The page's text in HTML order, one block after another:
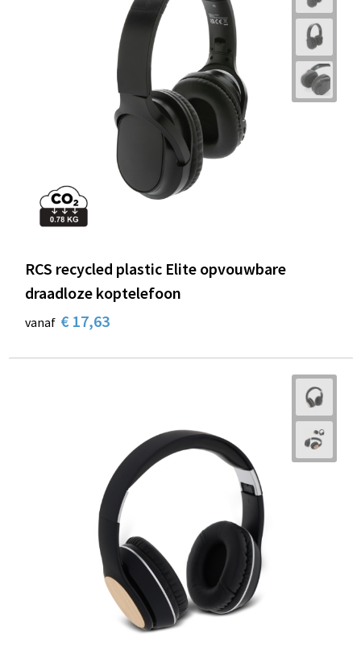
RCS recycled plastic Elite opvouwbare
draadloze koptelefoon
vanaf € 17,63